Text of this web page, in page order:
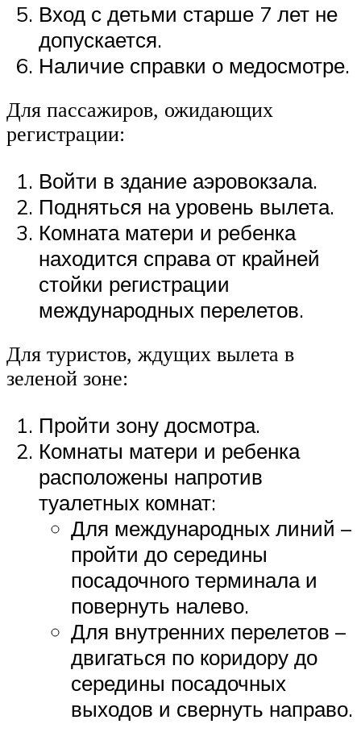
Вход с детьми старше 7 лет не
допускается.
Наличие справки о медосмотре.
Для пассажиров, ожидающих
регистрации:
Войти в здание аэровокзала.
Подняться на уровень вылета.
Комната матери и ребенка
находится справа от крайней
стойки регистрации
международных перелетов.
Для туристов, ждущих вылета в
зеленой зоне:
Пройти зону досмотра.
Комнаты матери и ребенка
расположены напротив
туалетных комнат:
Для международных линий –
пройти до середины
посадочного терминала и
повернуть налево.
Для внутренних перелетов –
двигаться по коридору до
середины посадочных
выходов и свернуть направо.